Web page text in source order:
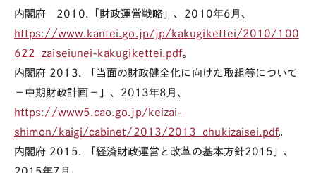
内閣府 2010.「財政運営戦略」、 2010年6 月、
https://www.kantei.go.jp/jp/kakugikettei/2010/100
622_zaiseiunei-kakugikettei.pdf。
内閣府 2013.
「当面の財政健全化に向けた取組等について
－中期財政計画－」、 2013年8 月、
https://www5.cao.go.jp/keizai-
shimon/kaigi/cabinet/2013/2013_chukizaisei.pdf。
内閣府 2015. 「経済財政運営と改革の基本方針2015 」、